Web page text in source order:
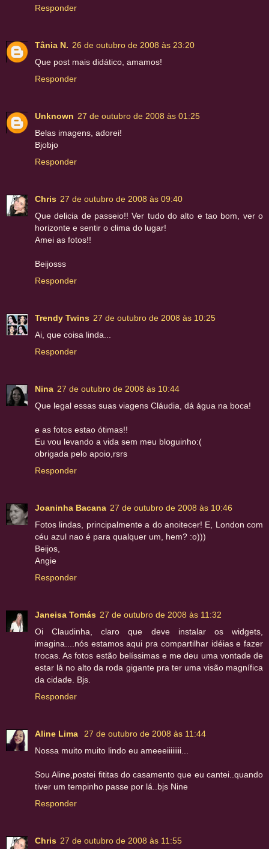
Responder
Tânia N. 26 de outubro de 2008 às 23:20
Que post mais didático, amamos!
Responder
Unknown 27 de outubro de 2008 às 01:25
Belas imagens, adorei!
Bjobjo
Responder
Chris 27 de outubro de 2008 às 09:40
Que delicia de passeio!! Ver tudo do alto e tao bom, ver o
horizonte e sentir o clima do lugar!
Amei as fotos!!
Beijosss
Responder
Trendy Twins 27 de outubro de 2008 às 10:25
Ai, que coisa linda...
Responder
Nina 27 de outubro de 2008 às 10:44
Que legal essas suas viagens Cláudia, dá água na boca!
e as fotos estao ótimas!!
Eu vou levando a vida sem meu bloguinho:(
obrigada pelo apoio,rsrs
Responder
Joaninha Bacana 27 de outubro de 2008 às 10:46
Fotos lindas, principalmente a do anoitecer! E, London com
céu azul nao é para qualquer um, hem? :o)))
Beijos,
Angie
Responder
Janeisa Tomás 27 de outubro de 2008 às 11:32
Oi Claudinha, claro que deve instalar os widgets,
imagina....nós estamos aqui pra compartilhar idéias e fazer
trocas. As fotos estão belíssimas e me deu uma vontade de
estar lá no alto da roda gigante pra ter uma visão magnífica
da cidade. Bjs.
Responder
Aline Lima
27 de outubro de 2008 às 11:44
Nossa muito muito lindo eu ameeeiiiiiiii...
Sou Aline,postei fititas do casamento que eu cantei..quando
tiver um tempinho passe por lá..bjs Nine
Responder
Chris 27 de outubro de 2008 às 11:55